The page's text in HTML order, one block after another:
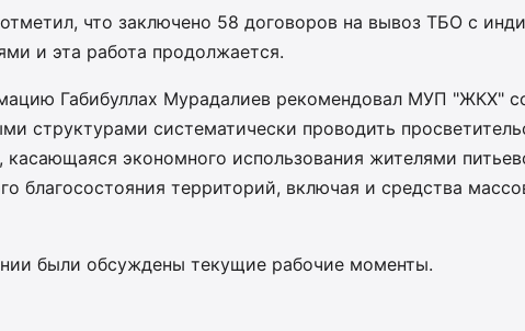
что заключено 58 договоров на вывоз ТБО с
и эта работа продолжается.
Габибуллах Мурадалиев рекомендовал МУП "ЖКХ"
структурами систематически проводить
касающаяся экономного использования жителями
благосостояния территорий, включая и средства
были обсуждены текущие рабочие моменты.